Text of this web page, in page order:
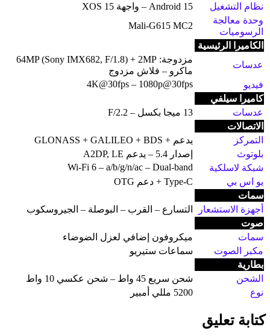
نظام التشغيل
Android 15 – واجهة XOS 15
وحدة معالجة
الرسوميات
Mali-G615 MC2
الكاميرا الرئيسية
عدسات
مزدوجة: 64MP (Sony IMX682, F/1.8) + 2MP
ماكرو – فلاش مزدوج
فيديو
4K@30fps – 1080p@30fps
كاميرا سيلفي
عدسات
13 ميجا بكسل – F/2.2
الاتصالات
التمركز
يدعم + GLONASS + GALILEO + BDS
بلوتوث
إصدار 5.4 – يدعم A2DP, LE
شبكة لاسلكية
Wi-Fi 6 – a/b/g/n/ac – Dual-band
يو اس بي
Type-C + دعم OTG
سمات
أجهزة الاستشعار
التسارع – القرب – البوصلة – الجيروسكوب
صوت
سمات
ميكروفون إضافي لعزل الضوضاء
مكبر الصوت
سماعات ستيريو
بطارية
الشحن
شحن سريع 45 واط – شحن عكسي 10 واط
نوع
5200 مللي أمبير
كتابة تعليق